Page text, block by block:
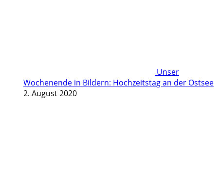
Unser
Wochenende in Bildern: Hochzeitstag an der Ostsee
2. August 2020